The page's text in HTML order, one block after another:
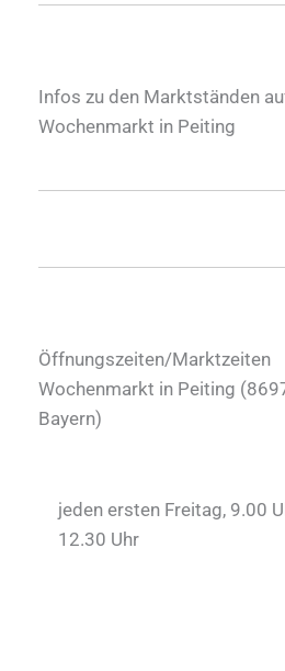
Infos zu den Marktständen
Wochenmarkt in Peiting
Öffnungszeiten/Marktzeiten
Wochenmarkt in Peiting (
Bayern)
jeden ersten Freitag, 9.00
12.30 Uhr